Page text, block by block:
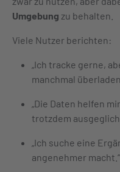
Umgebung zu behalten.
Viele Nutzer berichten:
„Ich tracke gerne,
manchmal
„Die Daten helfen
trotzdem
„Ich suche eine
angenehmer macht.“